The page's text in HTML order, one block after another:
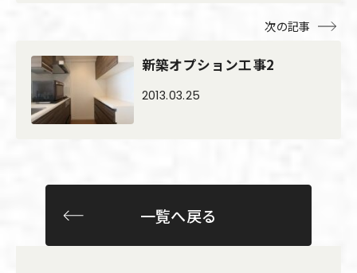
次の記事
新築オプション工事2
2013.03.25
一覧へ戻る